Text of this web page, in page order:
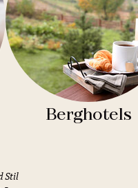
Berghotels
Stil